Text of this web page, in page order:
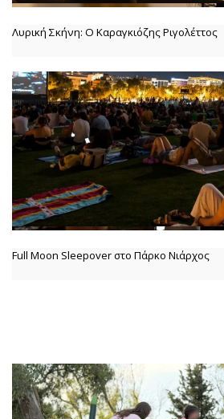
Λυρική Σκήνη: Ο Καραγκιόζης Ριγολέττος
Full Moon Sleepover στο Πάρκο Νιάρχος